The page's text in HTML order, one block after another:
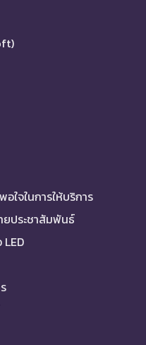
ใจในการให้บริการ
ประชาสัมพันธ์